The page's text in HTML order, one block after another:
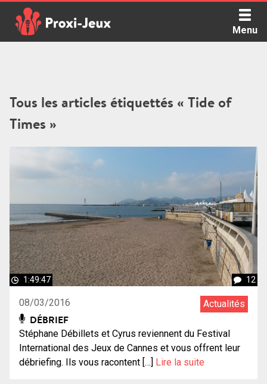
content
Menu
Tous les articles étiquettés « Tide of
Times »
1:49:47 12
08/03/2016 Actualités
DÉBRIEF
Stéphane Débillets et Cyrus reviennent du Festival
International des Jeux de Cannes et vous offrent leur
débriefing. Ils vous racontent […] Lire la suite